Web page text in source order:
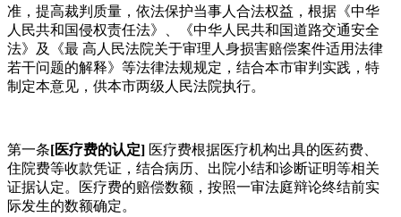
准，提高裁判质量，依法保护当事人合法权益，根据《中华
人民共和国侵权责任法》、《中华人民共和国道路交通安全
法》及《最 高人民法院关于审理人身损害赔偿案件适用法律
若干问题的解释》等法律法规规定，结合本市审判实践，特
制定本意见，供本市两级人民法院执行。
第一条[医疗费的认定] 医疗费根据医疗机构出具的医药费、
住院费等收款凭证，结合病历、出院小结和诊断证明等相关
证据认定。医疗费的赔偿数额，按照一审法庭辩论终结前实
际发生的数额确定。